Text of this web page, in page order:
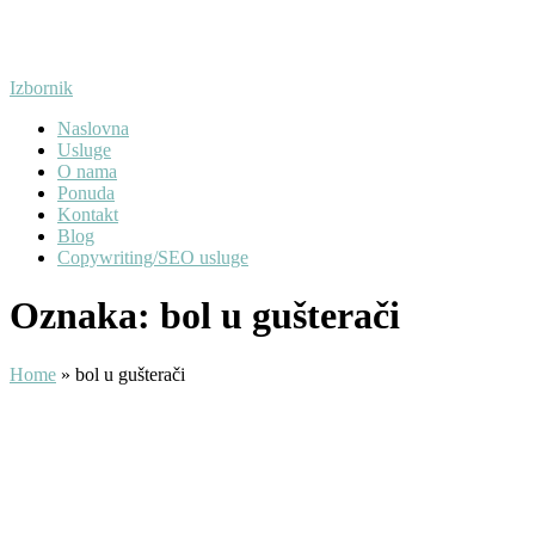
Izbornik
Naslovna
Usluge
O nama
Ponuda
Kontakt
Blog
Copywriting/SEO usluge
Oznaka: bol u gušterači
Home » bol u gušterači